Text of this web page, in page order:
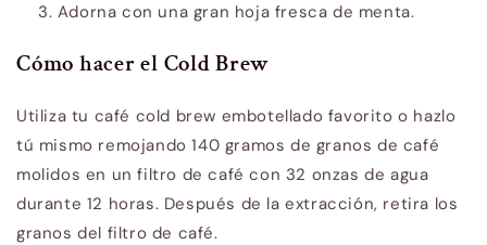
Adorna con una gran hoja fresca de menta.
Cómo hacer el Cold Brew
Utiliza tu café cold brew embotellado favorito o hazlo
tú mismo remojando 140 gramos de granos de café
molidos en un filtro de café con 32 onzas de agua
durante 12 horas. Después de la extracción, retira los
granos del filtro de café.